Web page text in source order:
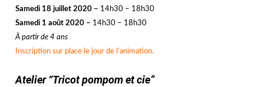
Samedi 18 juillet 2020 – 14h30 – 18h30
Samedi 1 août 2020 – 14h30 – 18h30
À partir de 4 ans
Inscription sur place le jour de l’animation.
Atelier “Tricot pompom et cie”